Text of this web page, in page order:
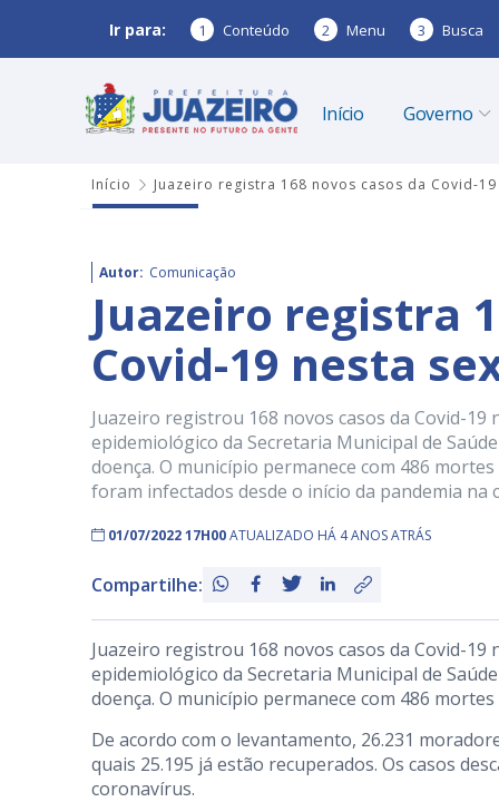
Ir para: 1 Conteúdo 2 Menu 3 Busca
Início Governo
Início Juazeiro registra 168 novos casos da Covid-
Autor: Comunicação
Juazeiro registra
Covid-19 nesta
Juazeiro registrou 168 novos casos da Covid-
epidemiológico da Secretaria Municipal de
doença. O município permanece com 486
foram infectados desde o início da pandemia na
01/07/2022 17H00ATUALIZADO HÁ 4 ANOS ATRÁS
Compartilhe:
Juazeiro registrou 168 novos casos da Covid-
epidemiológico da Secretaria Municipal de
doença. O município permanece com 486
De acordo com o levantamento, 26.231
quais 25.195 já estão recuperados. Os casos
coronavírus.